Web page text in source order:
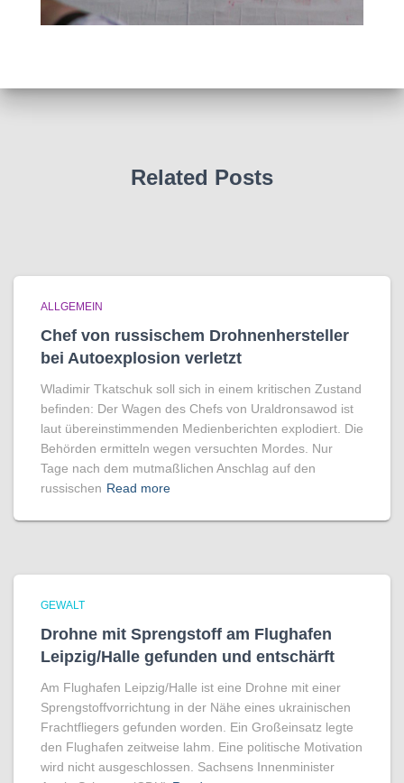
Related Posts
ALLGEMEIN
Chef von russischem Drohnenhersteller
bei Autoexplosion verletzt
Wladimir Tkatschuk soll sich in einem kritischen Zustand
befinden: Der Wagen des Chefs von Uraldronsawod ist
laut übereinstimmenden Medienberichten explodiert. Die
Behörden ermitteln wegen versuchten Mordes. Nur
Tage nach dem mutmaßlichen Anschlag auf den
russischen Read more
GEWALT
Drohne mit Sprengstoff am Flughafen
Leipzig/Halle gefunden und entschärft
Am Flughafen Leipzig/Halle ist eine Drohne mit einer
Sprengstoffvorrichtung in der Nähe eines ukrainischen
Frachtfliegers gefunden worden. Ein Großeinsatz legte
den Flughafen zeitweise lahm. Eine politische Motivation
wird nicht ausgeschlossen. Sachsens Innenminister